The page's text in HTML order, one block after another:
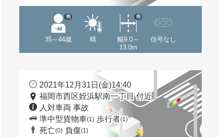
35～44歳
他
晴
幅9.0～
13.0m
他
信号なし
2021年12月31日(金)14:40
福岡市西区姪浜駅南一丁目 付近
人対車両 事故
準中型貨物車(1) 歩行者(1)
死亡(0) 負傷(1)